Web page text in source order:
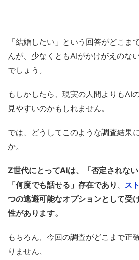
「結婚したい」という回答がどこま
んが、少なくともAIがかけがえのな
でしょう。
もしかしたら、現実の人間よりもAI
見やすいのかもしれません。
では、どうしてこのような調査結果
か。
Z世代にとってAIは、「否定されない
「何度でも話せる」存在であり、 ス
つの逃避可能なオプションとして受
性があります。
もちろん、今回の調査がどこまで正
りません。